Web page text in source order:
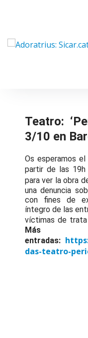
Teatro:
3/10 en
Os esperamos el
partir de las 19h
para ver la obra
una denuncia
con fines de
íntegro de las
víctimas de
Más
entradas:
das-teatro-